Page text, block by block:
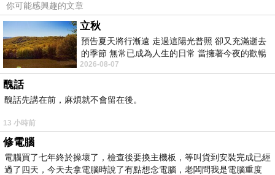
你可能感興趣的文章
立秋
預告夏天將行漸遠 走過這陽光普照 卻又充滿逝去
的季節 無常已成為人生的日常 當擁著今夜的歡暢
舒心 轉眼驟成昨日 而明晨 太陽
2026-08-07
醜話
醜話先講在前，麻煩就不會留在後。
13 小時前
修電腦
電腦買了七年終於操壞了，檢查後要換主機板，等叫貨到安裝完成已經
過了四天，今天去拿電腦時說了有點想念電腦，老闆問我是電腦重度